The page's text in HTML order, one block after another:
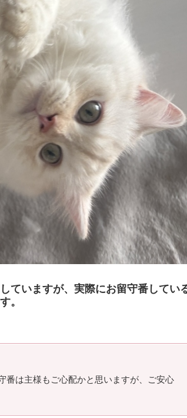
ていますが、実際にお留守番してい
。
番は主様もご心配かと思いますが、ご安心